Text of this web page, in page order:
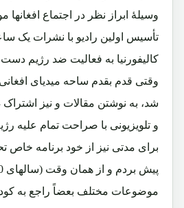
وسیلۀ ابراز نظر در اجتماع افغانها
تأسیس اولین رادیو با نشرات یک
کالیفورنیا به فعالیت ضد رژیم دست
وقتی قدم بقدم ساحه میدیای
شد، به نوشتن مقالات و نیز اشتراک
و تلویزیونی با صراحت تمام علیه
برای مدتی نیز از خود برنامه خاص
موضوعات مختلف بعضاً راجع به